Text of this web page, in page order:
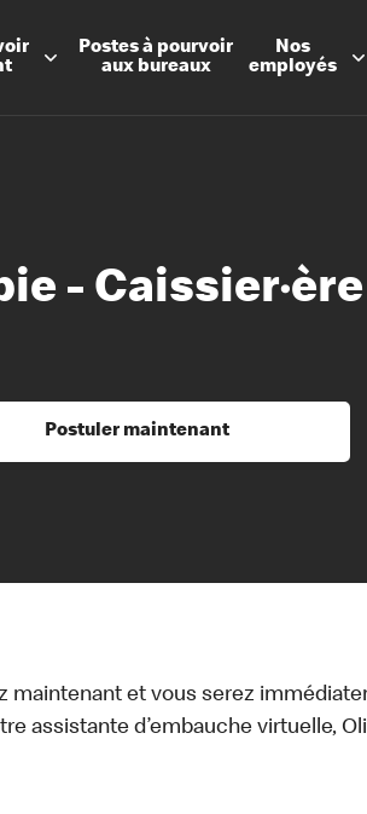
Postes à pourvoir
aux bureaux
Nos
employés
-
Postuler maintenant
maintenant et vous serez
assistante d’embauche virtuelle,